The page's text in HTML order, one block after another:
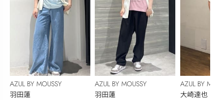
AZUL BY MOUSSY
羽田蓮
AZUL BY MOUSSY
羽田蓮
AZUL BY
大崎達也